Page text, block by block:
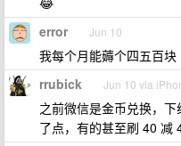
error Jun 10
我每个月能薅个四五百块
rrubick Jun 10 via
之前微信是金币兑换，
了点，有的甚至刷 40 减